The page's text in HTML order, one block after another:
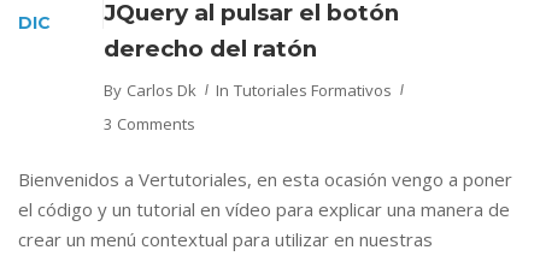
DIC
JQuery al pulsar el botón
derecho del ratón
By Carlos Dk In Tutoriales Formativos
3 Comments
Bienvenidos a Vertutoriales, en esta ocasión vengo a poner
el código y un tutorial en vídeo para explicar una manera de
crear un menú contextual para utilizar en nuestras